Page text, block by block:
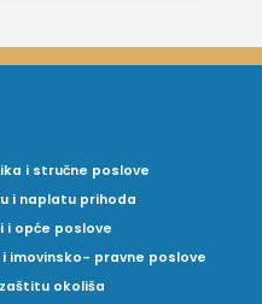
i stručne poslove
i naplatu prihoda
i opće poslove
imovinsko- pravne poslove
okoliša